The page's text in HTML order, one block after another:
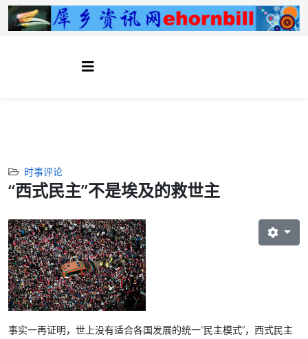
时事评论
“西式民主”不是埃及的救世主
事实一再证明，世上没有适合各国发展的统一“民主模式”，西式民主